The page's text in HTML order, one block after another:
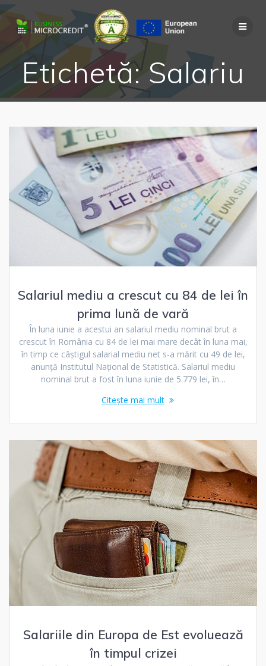
to
content
Etichetă:Salariu
Salariul mediu a crescut cu 84 de lei în
prima lună de vară
În luna iunie a acestui an salariul mediu nominal brut a
crescut în România cu 84 de lei mai mare decât în luna mai,
în timp ce câștigul salarial mediu net s-a mărit cu 49 de lei,
anunță Institutul Național de Statistică. Salariul mediu
nominal brut a fost în luna iunie de 5.779 lei, în…
Citește mai mult
Salariile din Europa de Est evoluează
în timpul crizei